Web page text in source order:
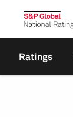
Ratings